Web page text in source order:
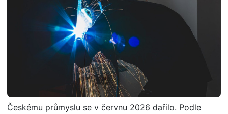
Českému průmyslu se v červnu 2026 dařilo. Podle